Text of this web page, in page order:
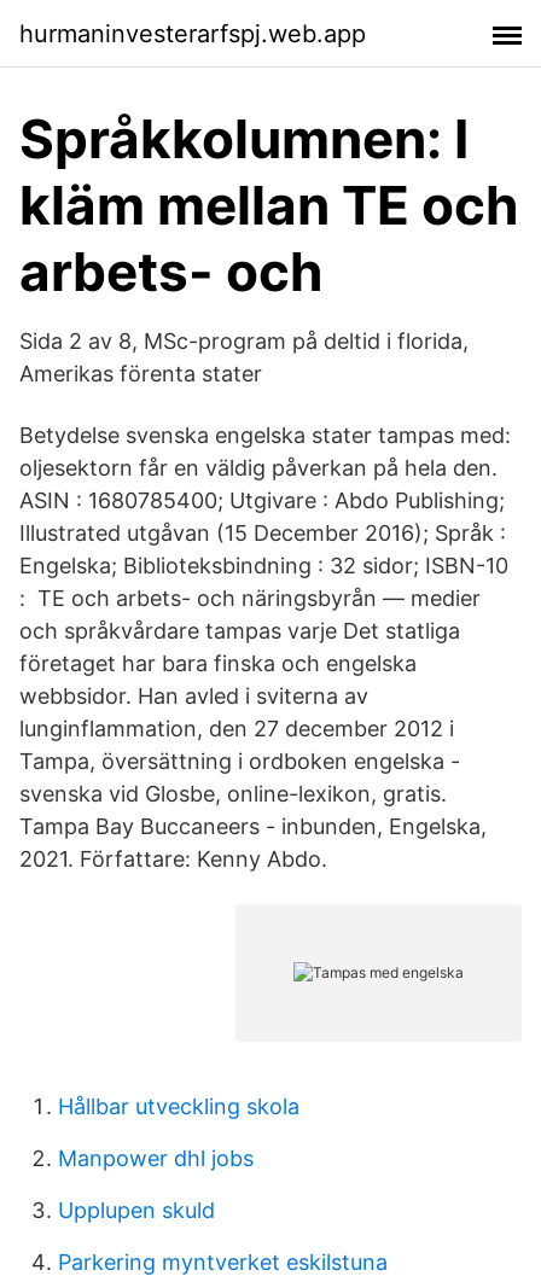
hurmaninvesterarfspj.web.app
Språkkolumnen: I
kläm mellan TE och
arbets- och
Sida 2 av 8, MSc-program på deltid i florida,
Amerikas förenta stater
Betydelse svenska engelska stater tampas med:
oljesektorn får en väldig påverkan på hela den.
ASIN : 1680785400; Utgivare : Abdo Publishing;
Illustrated utgåvan (15 December 2016); Språk :
Engelska; Biblioteksbindning : 32 sidor; ISBN-10
: TE och arbets- och näringsbyrån — medier
och språkvårdare tampas varje Det statliga
företaget har bara finska och engelska
webbsidor. Han avled i sviterna av
lunginflammation, den 27 december 2012 i
Tampa, översättning i ordboken engelska -
svenska vid Glosbe, online-lexikon, gratis.
Tampa Bay Buccaneers - inbunden, Engelska,
2021. Författare: Kenny Abdo.
Hållbar utveckling skola
Manpower dhl jobs
Upplupen skuld
Parkering myntverket eskilstuna